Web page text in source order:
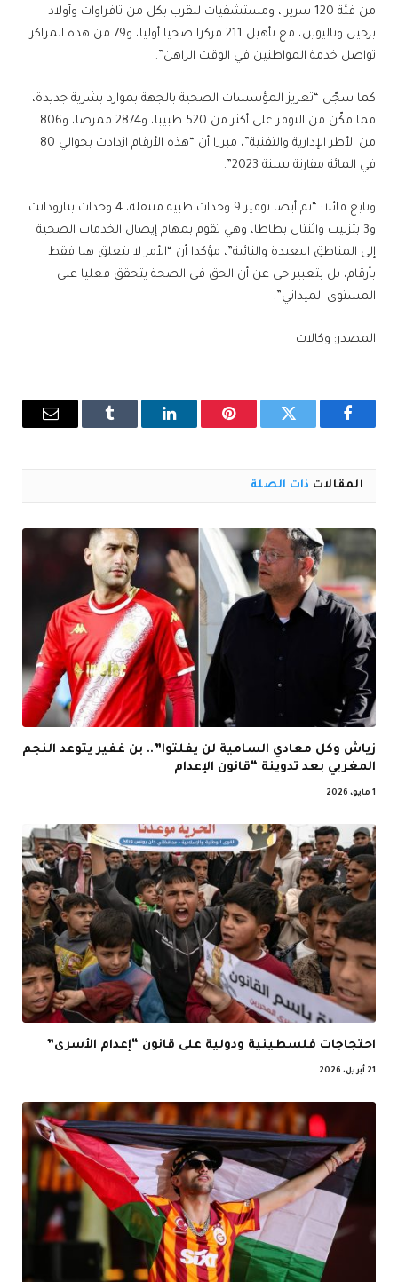
من فئة 120 سريرا، ومستشفيات للقرب بكل من تافراوات وأولاد
برحيل وتاليوين، مع تأهيل 211 مركزا صحيا أوليا، و79 من هذه المراكز
تواصل خدمة المواطنين في الوقت الراهن”.
كما سجّل “تعزيز المؤسسات الصحية بالجهة بموارد بشرية جديدة،
مما مكّن من التوفر على أكثر من 520 طبيبا، و2874 ممرضا، و806
من الأطر الإدارية والتقنية”، مبرزا أن “هذه الأرقام ازدادت بحوالي 80
في المائة مقارنة بسنة 2023”.
وتابع قائلا: “تم أيضا توفير 9 وحدات طبية متنقلة، 4 وحدات بتارودانت
و3 بتزنيت واثنتان بطاطا، وهي تقوم بمهام إيصال الخدمات الصحية
إلى المناطق البعيدة والنائية”، مؤكدا أن “الأمر لا يتعلق هنا فقط
بأرقام، بل بتعبير حي عن أن الحق في الصحة يتحقق فعليا على
المستوى الميداني”.
المصدر: وكالات
فيسبوك تويتر بينتيريستلينكدإن Tumblr
البريد
المقالات ذات الصلة
زياش وكل معادي السامية لن يفلتوا”.. بن غفير يتوعد النجم
المغربي بعد تدوينة “قانون الإعدام
1 مايو، 2026
احتجاجات فلسطينية ودولية على قانون “إعدام الأسرى”
21 أبريل، 2026